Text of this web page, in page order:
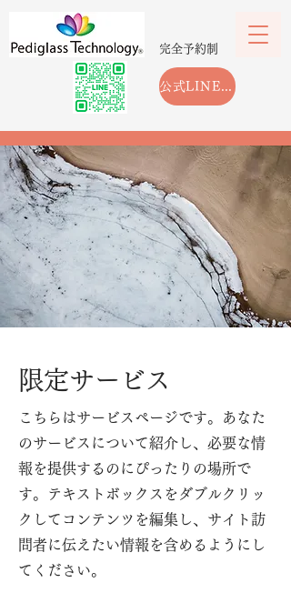
完全予約制
公式LINEから予約する
限定サービス
こちらはサービスページです。あなた
のサービスについて紹介し、必要な情
報を提供するのにぴったりの場所で
す。テキストボックスをダブルクリッ
クしてコンテンツを編集し、サイト訪
問者に伝えたい情報を含めるようにし
てください。